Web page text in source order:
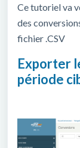
Ce tutoriel va
des
fichier .CSV
Exporter
période